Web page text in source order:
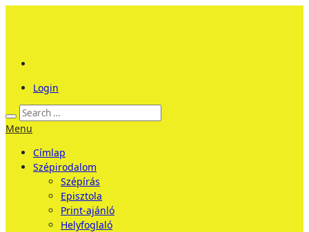
Login
Menu
Címlap
Szépirodalom
Szépírás
Episztola
Print-ajánló
Helyfoglaló